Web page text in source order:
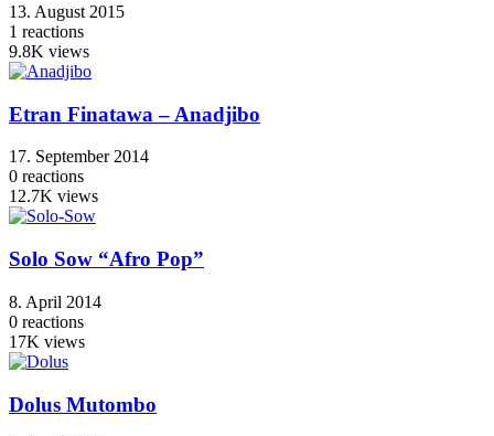
13. August 2015
1 reactions
9.8K views
Etran Finatawa – Anadjibo
17. September 2014
0 reactions
12.7K views
Solo Sow “Afro Pop”
8. April 2014
0 reactions
17K views
Dolus Mutombo